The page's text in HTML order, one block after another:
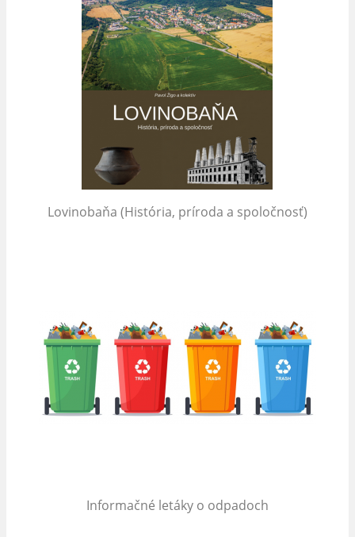
Lovinobaňa (História, príroda a spoločnosť)
Informačné letáky o odpadoch